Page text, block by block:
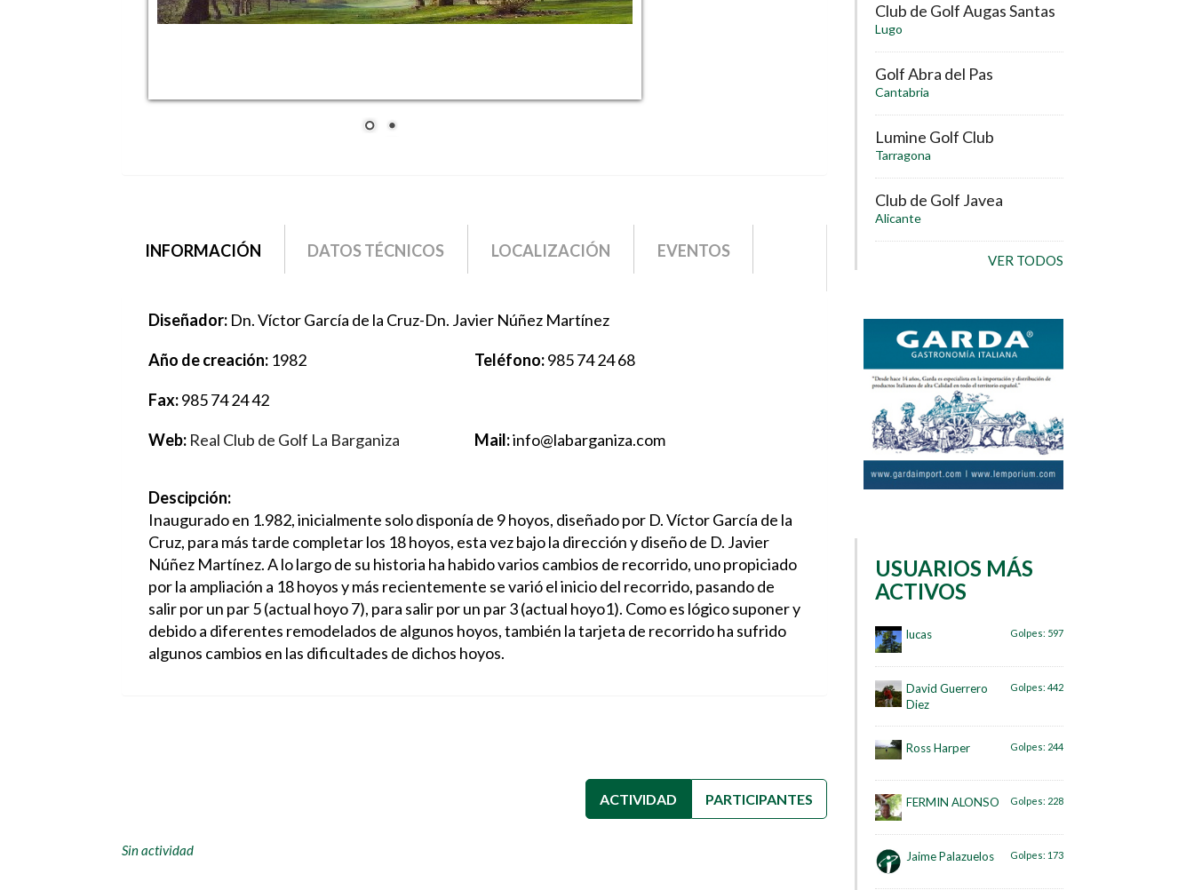
grupo2
INFORMACIÓN (SOLAPA
ACTIVA)
DATOS TÉCNICOS LOCALIZACIÓN EVENTOS
Diseñador: Dn. Víctor García de la Cruz-Dn. Javier Núñez Martínez
Año de creación: 1982 Teléfono:985 74 24 68
Fax:985 74 24 42
Web: Real Club de Golf La Barganiza Mail:info@labarganiza.com
Descipción:
Inaugurado en 1.982, inicialmente solo disponía de 9 hoyos, diseñado por D. Víctor García de la
Cruz, para más tarde completar los 18 hoyos, esta vez bajo la dirección y diseño de D. Javier
Núñez Martínez. A lo largo de su historia ha habido varios cambios de recorrido, uno propiciado
por la ampliación a 18 hoyos y más recientemente se varió el inicio del recorrido, pasando de
salir por un par 5 (actual hoyo 7), para salir por un par 3 (actual hoyo1). Como es lógico suponer y
debido a diferentes remodelados de algunos hoyos, también la tarjeta de recorrido ha sufrido
algunos cambios en las dificultades de dichos hoyos.
ACTIVIDAD (SOLAPA ACTIVA)
PARTICIPANTES
Sin actividad
Club de Golf Augas Santas
Lugo
Golf Abra del Pas
Cantabria
Lumine Golf Club
Tarragona
Club de Golf Javea
Alicante
VER TODOS
USUARIOS MÁS
ACTIVOS
lucas Golpes: 597
David Guerrero
Diez
Golpes: 442
Ross Harper Golpes: 244
FERMIN ALONSO Golpes: 228
Jaime Palazuelos Golpes: 173